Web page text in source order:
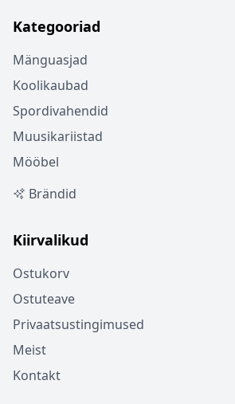
Kategooriad
Mänguasjad
Koolikaubad
Spordivahendid
Muusikariistad
Mööbel
Brändid
Kiirvalikud
Ostukorv
Ostuteave
Privaatsustingimused
Meist
Kontakt